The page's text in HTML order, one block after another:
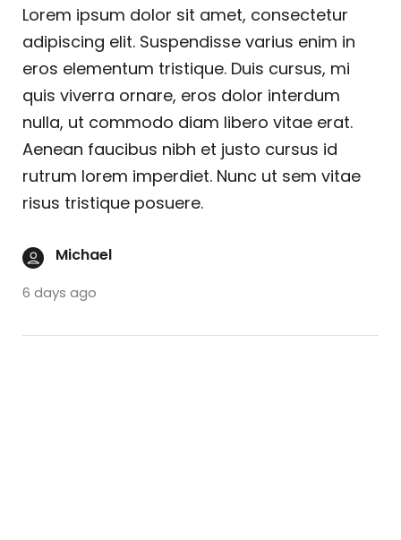
Lorem ipsum dolor sit amet, consectetur
adipiscing elit. Suspendisse varius enim in
eros elementum tristique. Duis cursus, mi
quis viverra ornare, eros dolor interdum
nulla, ut commodo diam libero vitae erat.
Aenean faucibus nibh et justo cursus id
rutrum lorem imperdiet. Nunc ut sem vitae
risus tristique posuere.
Michael
6 days ago